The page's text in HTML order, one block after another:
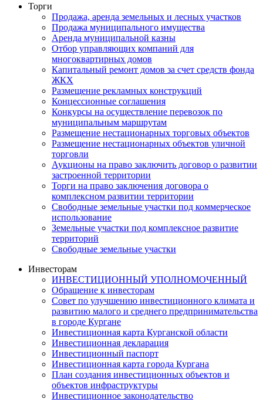
Торги
Продажа, аренда земельных и лесных участков
Продажа муниципального имущества
Аренда муниципальной казны
Отбор управляющих компаний для
многоквартирных домов
Капитальный ремонт домов за счет средств фонда
ЖКХ
Размещение рекламных конструкций
Концессионные соглашения
Конкурсы на осуществление перевозок по
муниципальным маршрутам
Размещение нестационарных торговых объектов
Размещение нестационарных объектов уличной
торговли
Аукционы на право заключить договор о развитии
застроенной территории
Торги на право заключения договора о
комплексном развитии территории
Свободные земельные участки под коммерческое
использование
Земельные участки под комплексное развитие
территорий
Свободные земельные участки
Инвесторам
ИНВЕСТИЦИОННЫЙ УПОЛНОМОЧЕННЫЙ
Обращение к инвесторам
Совет по улучшению инвестиционного климата и
развитию малого и среднего предпринимательства
в городе Кургане
Инвестиционная карта Курганской области
Инвестиционная декларация
Инвестиционный паспорт
Инвестиционная карта города Кургана
План создания инвестиционных объектов и
объектов инфраструктуры
Инвестиционное законодательство